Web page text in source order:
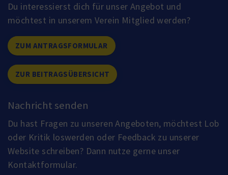
Du interessierst dich für unser Angebot und
möchtest in unserem Verein Mitglied werden?
ZUM ANTRAGSFORMULAR
ZUR BEITRAGSÜBERSICHT
Nachricht senden
Du hast Fragen zu unseren Angeboten, möchtest Lob
oder Kritik loswerden oder Feedback zu unserer
Website schreiben? Dann nutze gerne unser
Kontaktformular.